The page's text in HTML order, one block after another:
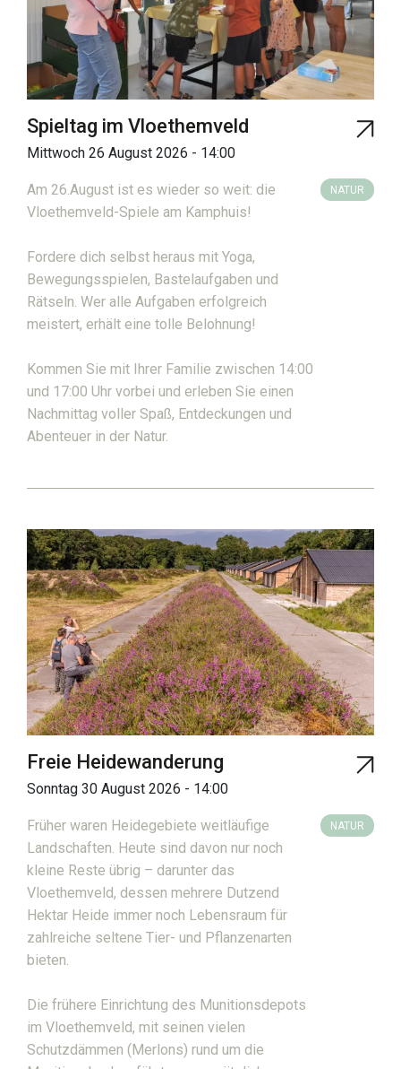
Spieltag im Vloethemveld
Mittwoch 26 August 2026 - 14:00
Am 26.August ist es wieder so weit: die
Vloethemveld-Spiele am Kamphuis!
Fordere dich selbst heraus mit Yoga,
Bewegungsspielen, Bastelaufgaben und
Rätseln. Wer alle Aufgaben erfolgreich
meistert, erhält eine tolle Belohnung!
Kommen Sie mit Ihrer Familie zwischen 14:00
und 17:00 Uhr vorbei und erleben Sie einen
Nachmittag voller Spaß, Entdeckungen und
Abenteuer in der Natur.
NATUR
Freie Heidewanderung
Sonntag 30 August 2026 - 14:00
Früher waren Heidegebiete weitläufige
Landschaften. Heute sind davon nur noch
kleine Reste übrig – darunter das
Vloethemveld, dessen mehrere Dutzend
Hektar Heide immer noch Lebensraum für
zahlreiche seltene Tier- und Pflanzenarten
bieten.
Die frühere Einrichtung des Munitionsdepots
im Vloethemveld, mit seinen vielen
Schutzdämmen (Merlons) rund um die
NATUR